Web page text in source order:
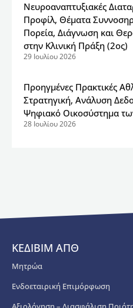
Νευροαναπτυξιακές
Προφίλ, Θέματα
Πορεία, Διάγνωση και
στην Κλινική Πράξη (2ος)
29 Ιουλίου 2026
Προηγμένες Πρακτικές
Στρατηγική, Ανάλυση
Ψηφιακό Οικοσύστημα
28 Ιουλίου 2026
ΚΕΔΙΒΙΜ ΑΠΘ
Μητρώα
Ενδοεταιρική Επιμόρφωση